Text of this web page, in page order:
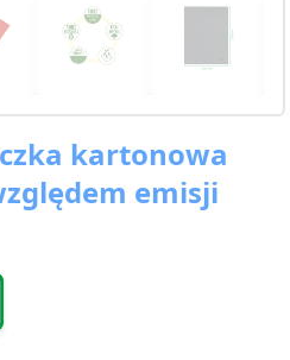
kartonowa
emisji